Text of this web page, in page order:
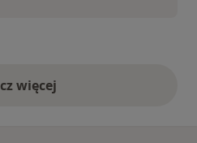
więcej
opinie powyżej